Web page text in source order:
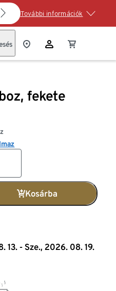
További információk
fekete
Kosárba
13. - Sze., 2026. 08. 19.